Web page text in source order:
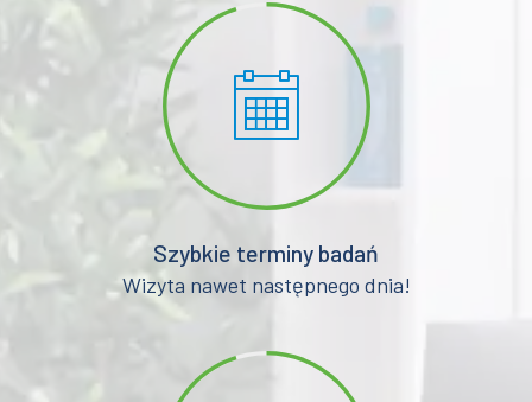
Szybkie terminy badań
Wizyta nawet następnego dnia!